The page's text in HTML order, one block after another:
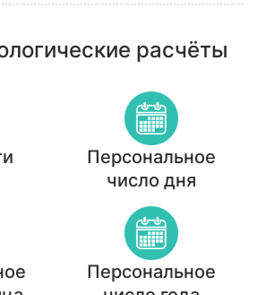
расчёты
Персональное
число дня
Персональное